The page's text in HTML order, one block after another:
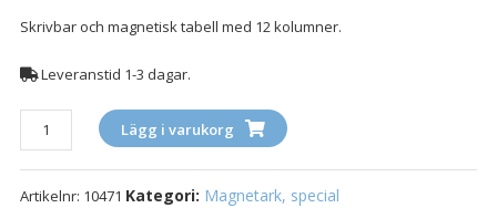
Skrivbar och magnetisk tabell med 12 kolumner.
Leveranstid 1-3 dagar.
cm
Tabell
med
Lägg i varukorg
Artikelnr: 10471 Kategori: Magnetark, special